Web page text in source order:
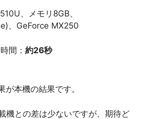
、メモリ8GB、
、GeForce MX250
間： 約26秒
が本機の結果です。
機との差は少ないですが、期待ど